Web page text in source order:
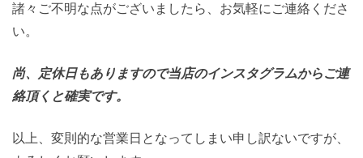
諸々ご不明な点がございましたら、お気軽にご連絡くださ
い。
尚、定休日もありますので当店のインスタグラムからご連
絡頂くと確実です。
以上、変則的な営業日となってしまい申し訳ないですが、